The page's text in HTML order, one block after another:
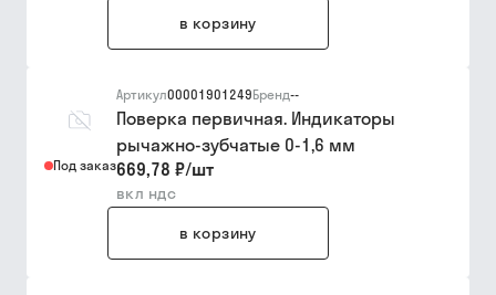
в корзину
Под заказ
Артикул00001901249Бренд--
Поверка первичная. Индикаторы
рычажно-зубчатые 0-1,6 мм
669,78 ₽/шт
вкл ндс
в корзину